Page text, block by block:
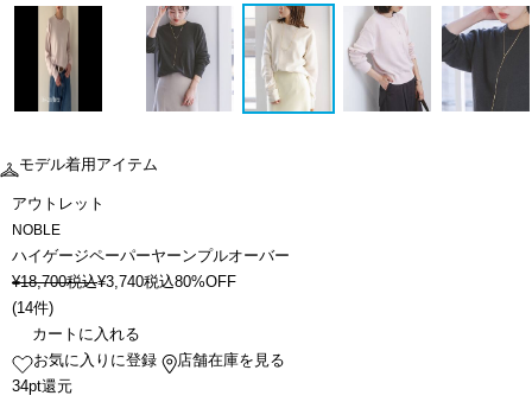
モデル着用アイテム
アウトレット
NOBLE
ハイゲージペーパーヤーンプルオーバー
¥18,700税込¥3,740税込80%OFF
(14件)
カートに入れる
お気に入りに登録
店舗在庫を見る
34pt還元